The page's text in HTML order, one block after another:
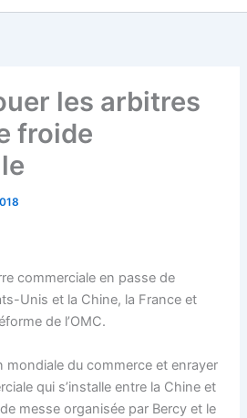
les arbitres
froide
commerciale en passe de
Unis et la Chine, la France et
de l’OMC.
mondiale du commerce et enrayer
qui s’installe entre la Chine et
messe organisée par Bercy et le